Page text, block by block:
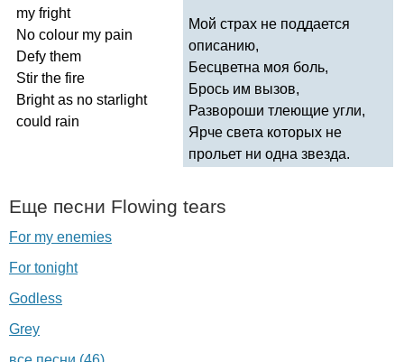
my fright
No colour my pain
Defy them
Stir the fire
Bright as no starlight
could rain
Мой страх не поддается
описанию,
Бесцветна моя боль,
Брось им вызов,
Развороши тлеющие угли,
Ярче света которых не
прольет ни одна звезда.
Еще песни Flowing tears
For my enemies
For tonight
Godless
Grey